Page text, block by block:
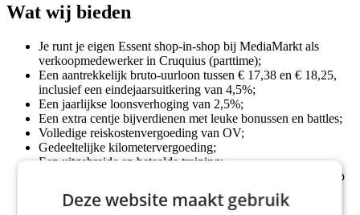
Wat wij bieden
Je runt je eigen Essent shop-in-shop bij MediaMarkt als
verkoopmedewerker in Cruquius (parttime);
Een aantrekkelijk bruto-uurloon tussen € 17,38 en € 18,25,
inclusief een eindejaarsuitkering van 4,5%;
Een jaarlijkse loonsverhoging van 2,5%;
Een extra centje bijverdienen met leuke bonussen en battles;
Volledige reiskostenvergoeding van OV;
Gedeeltelijke kilometervergoeding;
Een uitgebreide en betaalde training;
Jezelf ontwikkelen met één van de honderden e-learnings op
ons YC Skills platform.
Deze website maakt gebruik